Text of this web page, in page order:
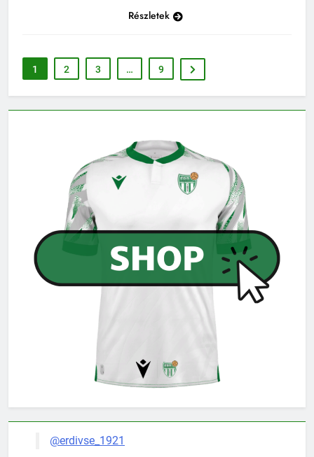
Részletek
1 2 3 … 9
@erdivse_1921